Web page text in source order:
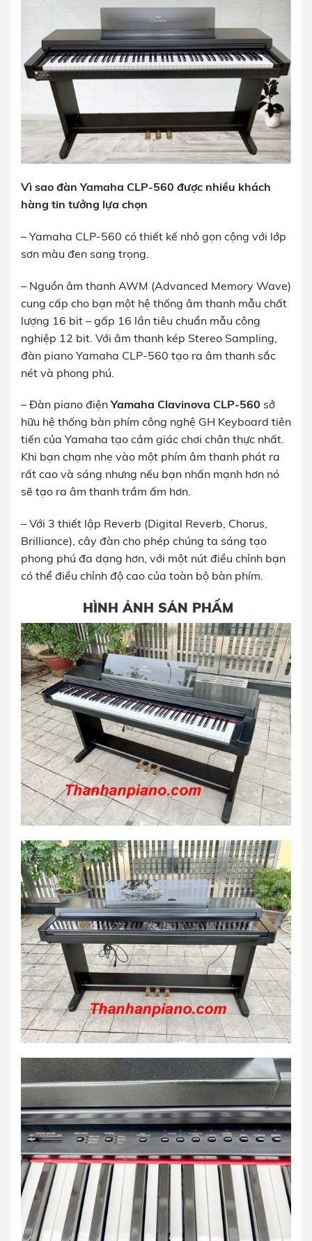
Vì sao đànYamaha CLP-560 được nhiều khách
hàng tin tưởng lựa chọn
– Yamaha CLP-560 có thiết kế nhỏ gọn cộng với lớp
sơn màu đen sang trọng.
– Nguồn âm thanh AWM (Advanced Memory Wave)
cung cấp cho bạn một hệ thống âm thanh mẫu chất
lượng 16 bit – gấp 16 lần tiêu chuẩn mẫu công
nghiệp 12 bit. Với âm thanh kép Stereo Sampling,
đàn piano Yamaha CLP-560 tạo ra âm thanh sắc
nét và phong phú.
– Đàn piano điệnYamaha Clavinova CLP-560 sở
hữu hệ thống bàn phím công nghệ GH Keyboard tiên
tiến của Yamaha tạo cảm giác chơi chân thực nhất.
Khi bạn chạm nhẹ vào một phím âm thanh phát ra
rất cao và sáng nhưng nếu bạn nhấn mạnh hơn nó
sẽ tạo ra âm thanh trầm ấm hơn.
– Với 3 thiết lập Reverb (Digital Reverb, Chorus,
Brilliance), cây đàn cho phép chúng ta sáng tạo
phong phú đa dạng hơn, với một nút điều chỉnh bạn
có thể điều chỉnh độ cao của toàn bộ bàn phím.
HÌNH ẢNH SẢN PHẨM